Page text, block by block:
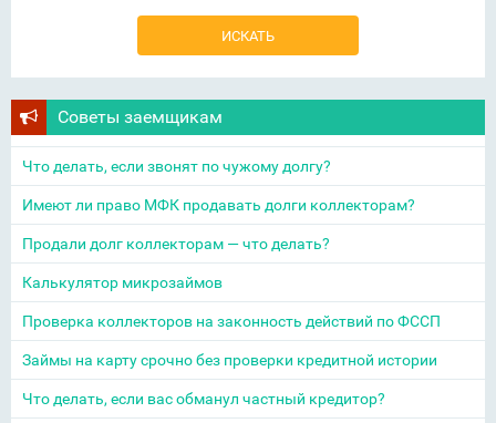
Советы заемщикам
Что делать, если звонят по чужому долгу?
Имеют ли право МФК продавать долги коллекторам?
Продали долг коллекторам — что делать?
Калькулятор микрозаймов
Проверка коллекторов на законность действий по ФССП
Займы на карту срочно без проверки кредитной истории
Что делать, если вас обманул частный кредитор?